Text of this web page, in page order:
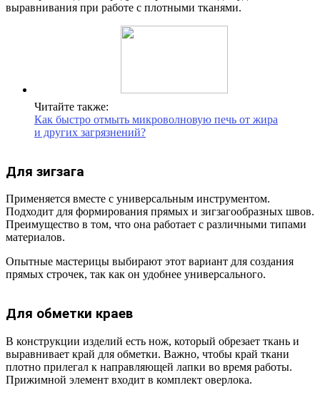
выравнивания при работе с плотными тканями.
Читайте также:
Как быстро отмыть микроволновую печь от жира
и других загрязнений?
Для зигзага
Применяется вместе с универсальным инструментом.
Подходит для формирования прямых и зигзагообразных швов.
Преимущество в том, что она работает с различными типами
материалов.
Опытные мастерицы выбирают этот вариант для создания
прямых строчек, так как он удобнее универсального.
Для обметки краев
В конструкции изделий есть нож, который обрезает ткань и
выравнивает край для обметки. Важно, чтобы край ткани
плотно прилегал к направляющей лапки во время работы.
Прижимной элемент входит в комплект оверлока.